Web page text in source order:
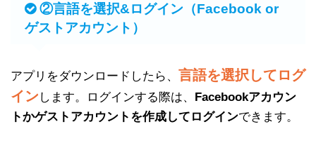
②言語を選択&ログイン（Facebook or
ゲストアカウント）
アプリをダウンロードしたら、 言語を選択してログ
イン します。ログインする際は、 Facebookアカウン
トかゲストアカウントを作成してログインできます。